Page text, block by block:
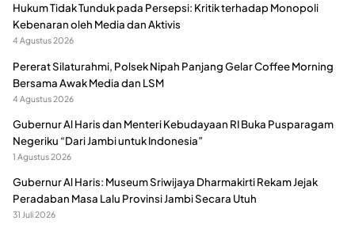
Hukum Tidak Tunduk pada Persepsi: Kritik terhadap Monopoli
Kebenaran oleh Media dan Aktivis
4 Agustus 2026
Pererat Silaturahmi, Polsek Nipah Panjang Gelar Coffee Morning
Bersama Awak Media dan LSM
4 Agustus 2026
Gubernur Al Haris dan Menteri Kebudayaan RI Buka Pusparagam
Negeriku “Dari Jambi untuk Indonesia”
1 Agustus 2026
Gubernur Al Haris: Museum Sriwijaya Dharmakirti Rekam Jejak
Peradaban Masa Lalu Provinsi Jambi Secara Utuh
31 Juli 2026